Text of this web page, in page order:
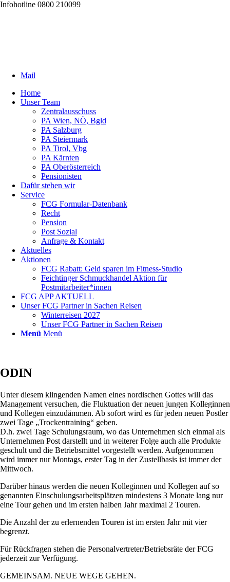
Infohotline 0800 210099
Mail
Home
Unser Team
Zentralausschuss
PA Wien, NÖ, Bgld
PA Salzburg
PA Steiermark
PA Tirol, Vbg
PA Kärnten
PA Oberösterreich
Pensionisten
Dafür stehen wir
Service
FCG Formular-Datenbank
Recht
Pension
Post Sozial
Anfrage & Kontakt
Aktuelles
Aktionen
FCG Rabatt: Geld sparen im Fitness-Studio
Feichtinger Schmuckhandel Aktion für
Postmitarbeiter*innen
FCG APP AKTUELL
Unser FCG Partner in Sachen Reisen
Winterreisen 2027
Unser FCG Partner in Sachen Reisen
Menü Menü
ODIN
Unter diesem klingenden Namen eines nordischen Gottes will das
Management versuchen, die Fluktuation der neuen jungen Kolleginnen
und Kollegen einzudämmen. Ab sofort wird es für jeden neuen Postler
zwei Tage „Trockentraining“ geben.
D.h. zwei Tage Schulungsraum, wo das Unternehmen sich einmal als
Unternehmen Post darstellt und in weiterer Folge auch alle Produkte
geschult und die Betriebsmittel vorgestellt werden. Aufgenommen
wird immer nur Montags, erster Tag in der Zustellbasis ist immer der
Mittwoch.
Darüber hinaus werden die neuen Kolleginnen und Kollegen auf so
genannten Einschulungsarbeitsplätzen mindestens 3 Monate lang nur
eine Tour gehen und im ersten halben Jahr maximal 2 Touren.
Die Anzahl der zu erlernenden Touren ist im ersten Jahr mit vier
begrenzt.
Für Rückfragen stehen die Personalvertreter/Betriebsräte der FCG
jederzeit zur Verfügung.
GEMEINSAM. NEUE WEGE GEHEN.